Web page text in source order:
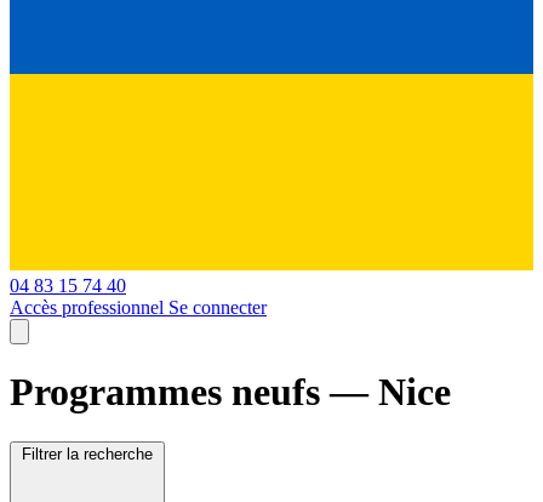
04 83 15 74 40
Accès professionnel Se connecter
Programmes neufs — Nice
Filtrer la recherche